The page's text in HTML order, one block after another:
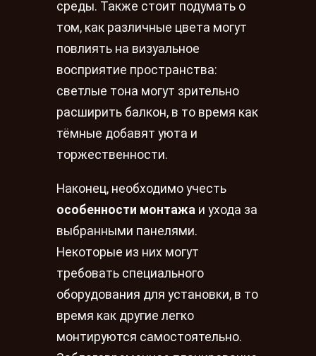
среды. Также стоит подумать о
том, как различные цвета могут
повлиять на визуальное
восприятие пространства:
светлые тона могут зрительно
расширить балкон, в то время как
тёмные добавят уюта и
торжественности.
Наконец, необходимо учесть
особенности монтажа и ухода за
выбранными панелями.
Некоторые из них могут
требовать специального
оборудования для установки, в то
время как другие легко
монтируются самостоятельно.